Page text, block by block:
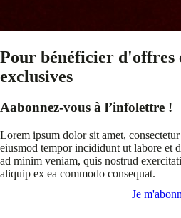
Pour bénéficier d'offres
exclusives
Aabonnez-vous à l’infolettre !
Lorem ipsum dolor sit amet,
eiusmod tempor incididunt ut labore et
ad minim veniam, quis nostrud
aliquip ex ea commodo consequat.
Je